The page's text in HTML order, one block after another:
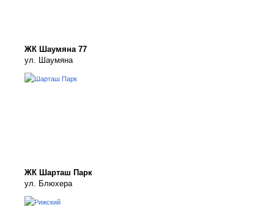
ЖК Шаумяна 77
ул. Шаумяна
ЖК Шарташ Парк
ул. Блюхера